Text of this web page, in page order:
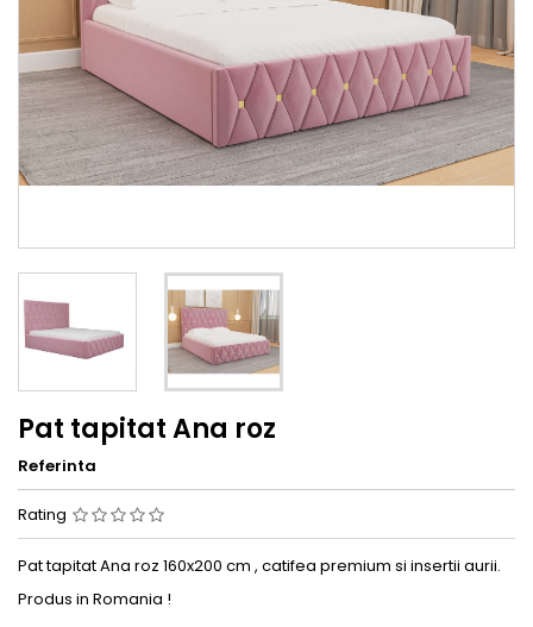
Pat tapitat Ana roz
Referinta
Rating
PattapitatAna roz 160x200 cm , catifea premium si insertii aurii.
Produs in Romania !